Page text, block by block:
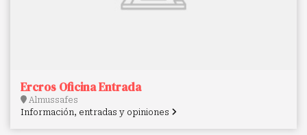
Ercros Oficina Entrada
Almussafes
Información, entradas y opiniones